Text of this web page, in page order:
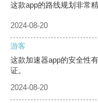
这款app的路线规划非常
2024-08-20
游客
这款加速器app的安全性
证。
2024-08-20